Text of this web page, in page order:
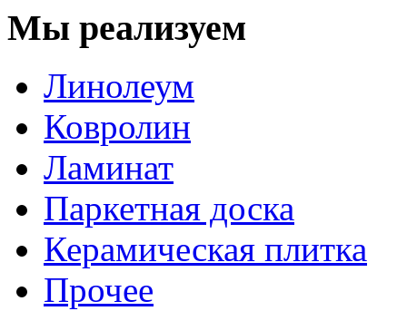
Мы реализуем
Линолеум
Ковролин
Ламинат
Паркетная доска
Керамическая плитка
Прочее